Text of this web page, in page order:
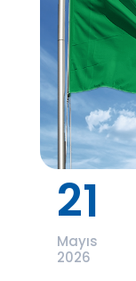
21
Mayıs
2026